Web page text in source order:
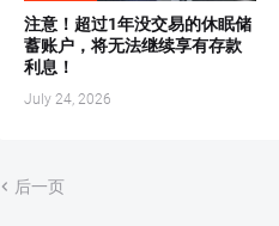
注意！超过1年没交易的休眠储
蓄账户，将无法继续享有存款
利息！
July 24, 2026
后一页